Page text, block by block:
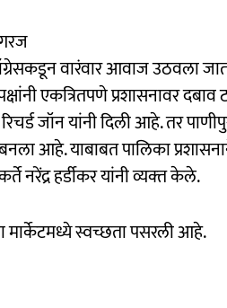
वारंवार आवाज उठवला
एकत्रितपणे प्रशासनावर
जॉन यांनी दिली आहे. तर
आहे. याबाबत पालिका
नरेंद्र हर्डीकर यांनी व्यक्‍त केले.
मार्केटमध्ये स्वच्छता पसरली आहे.